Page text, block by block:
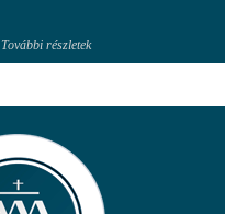
További részletek